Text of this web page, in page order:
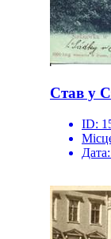
Став у
ID:
Дата: